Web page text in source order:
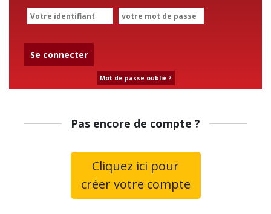
Se connecter
Mot de passe oublié ?
Pas encore de compte ?
Cliquez ici pour
créer votre compte